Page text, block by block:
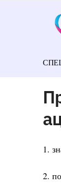
1.
2.